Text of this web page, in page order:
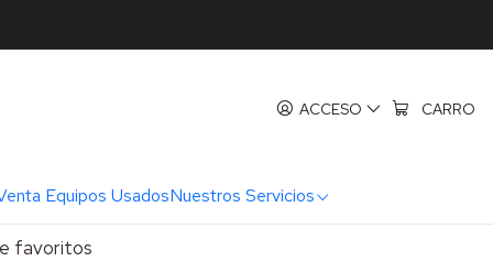
ACCESO CARRO
Equipos UsadosNuestros Servicios
Chicago 3/4 HE
favoritos